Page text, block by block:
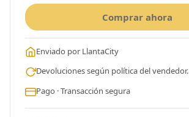
Comprar ahora
Enviado por LlantaCity
Devoluciones según política del vendedor.
Pago · Transacción segura